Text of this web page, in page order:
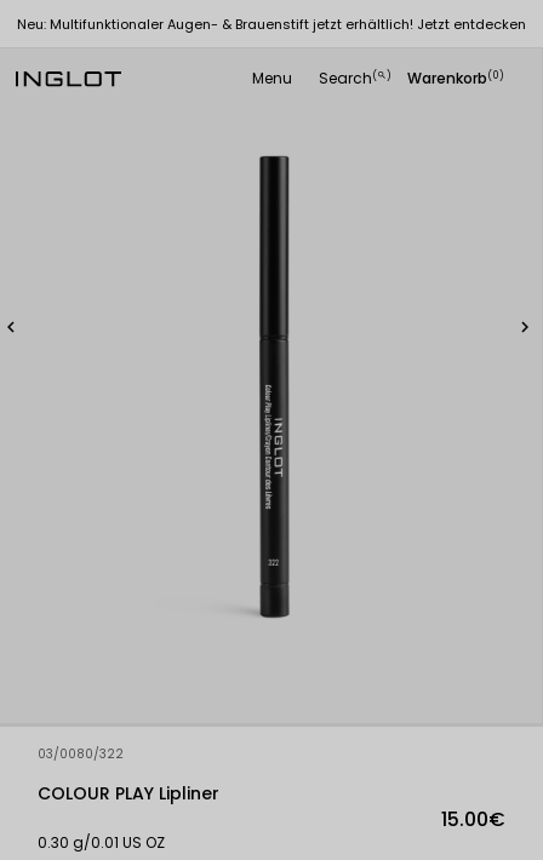
Neu: Multifunktionaler Augen- & Brauenstift jetzt erhältlich! Jetzt entdecken
Menu Search(
search ) Warenkorb(0)
 
03/0080/322
COLOUR PLAY Lipliner
15.00€
0.30 g/0.01 US OZ